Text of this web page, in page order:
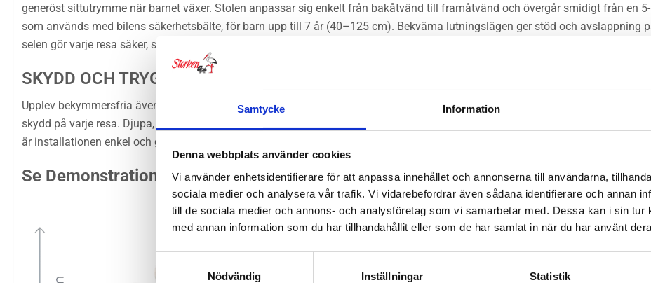
Samtycke Information
Denna webbplats använder cookies
Vi använder enhetsidentifierare för att anpassa innehållet och annonserna till användarna,
sociala medier och analysera vår trafik. Vi vidarebefordrar även sådana identifierare och annan
till de sociala medier och annons- och analysföretag som vi samarbetar med. Dessa kan i sin tur
med annan information som du har tillhandahållit eller som de har samlat in när du har använt
Nödvändig
Inställningar Statistik
generöst sittutrymme när barnet växer. Stolen anpassar sig enkelt från bakåtvänd till framåtvänd och övergår smidigt från en
som används med bilens säkerhetsbälte, för barn upp till 7 år (40–125 cm). Bekväma lutningslägen ger stöd och avslappning
selen gör varje resa säker, smidig och bekväm. En stol – år av äventyr.
SKYDD OCH TRYGGHET FÖR ENKLA RESOR
Upplev bekymmersfria äventyr med SWIVEL-GROW MAX AIR. Certifierad enligt säkerhetsstandarden UN R129 möjliggör den
skydd på varje resa. Djupa, vadderade sidovingar skyddar vid sidokollision, medan det robusta stödbenet ger en säker och
är installationen enkel och ger trygghet redan från första dagen. Vart resan än går skyddar SWIVEL-GROW MAX AIR ditt barn
Se Demonstrationsvideon om Britax Swivel-Grow Max Air Här!